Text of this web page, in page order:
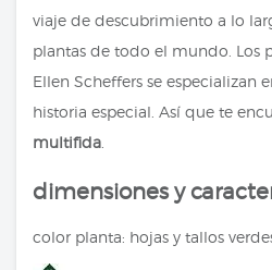
viaje de descubrimiento a lo
plantas de todo el mundo. Los
Ellen Scheffers se especializan
historia especial. Así que te
multifida
dimensiones y
color planta: hojas y tallos